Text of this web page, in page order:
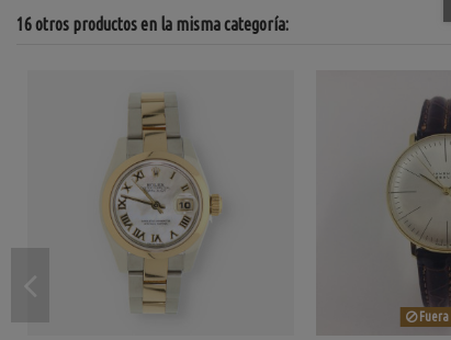
16 otros productos en la misma categoría:
Fuera